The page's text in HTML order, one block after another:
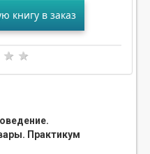
книгу в заказ
Практикум